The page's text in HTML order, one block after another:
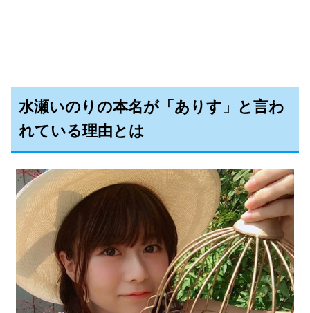
水瀬いのりの本名が「ありす」と言わ
れている理由とは